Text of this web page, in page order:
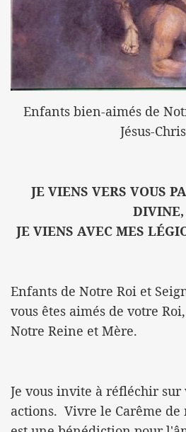
Enfants bien-aimés de
Jésus-
JE VIENS VERS VOUS
DIVINE,
JE VIENS AVEC MES
Enfants de Notre Roi et
vous êtes aimés de votre
Notre Reine et Mère.
Je vous invite à réfléchir
actions. Vivre le Carême